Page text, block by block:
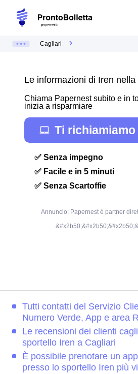
Cagliari
Le informazioni di Iren
Chiama Papernest subito e in
inizia a risparmiare
Ti richiamiamo
✅ Senza impegno
✅ Facile e in 5 minuti
✅ Senza Scartoffie
Annuncio: Papernest è partner
Tutti contatti del Servizio
Numero Verde, App e area
Le recensioni dei clienti
sportello Iren a Cagliari
È possibile prenotare un
presso lo sportello Iren più